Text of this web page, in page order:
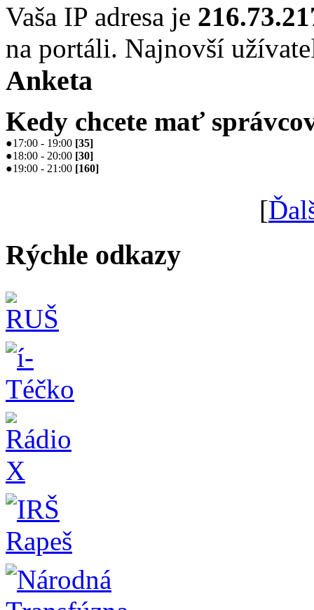
Vaša IP adresa je
na portáli. Najnovší
Anketa
Kedy chcete mať
●17:00 - 19:00 [35]
●18:00 - 20:00 [30]
●19:00 - 21:00 [160]
[
Rýchle odkazy